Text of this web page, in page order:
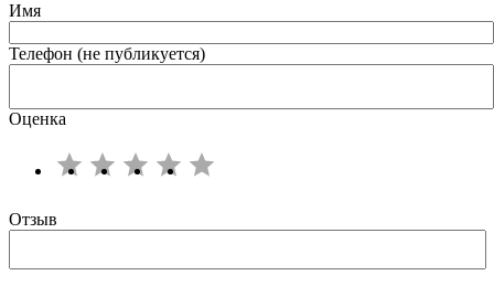
Имя
Телефон (не публикуется)
Оценка
Отзыв